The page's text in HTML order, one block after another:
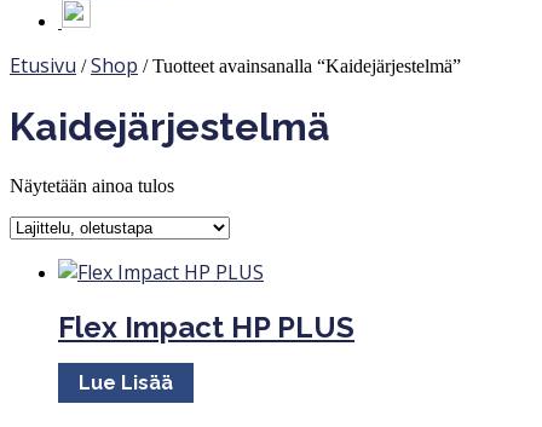
Etusivu /Shop / Tuotteet avainsanalla “Kaidejärjestelmä”
Kaidejärjestelmä
Näytetään ainoa tulos
Flex Impact HP PLUS
Lue Lisää